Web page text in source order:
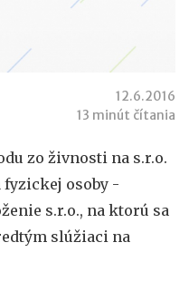
12.6.2016
13 minút čítania
zo živnosti na s.r.o.
osoby -
s.r.o., na ktorú sa
slúžiaci na